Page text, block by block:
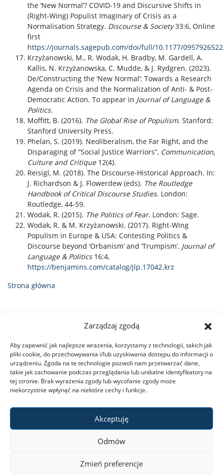
Zarządzaj zgodą
Aby zapewnić jak najlepsze wrażenia, korzystamy z technologii, takich jak
pliki cookie, do przechowywania i/lub uzyskiwania dostępu do informacji o
urządzeniu. Zgoda na te technologie pozwoli nam przetwarzać dane,
takie jak zachowanie podczas przeglądania lub unikalne identyfikatory na
tej stronie. Brak wyrażenia zgody lub wycofanie zgody może
niekorzystnie wpłynąć na niektóre cechy i funkcje.
Akceptuję
Odmów
Zmień preferencje
the ‘New Normal’? COVID-19 and Discursive Shifts in
(Right-Wing) Populist Imaginary of Crisis as a
Normalisation Strategy. Discourse & Society33:6, Online
first
https://journals.sagepub.com/doi/full/10.1177/
Krzyżanowski, M., R. Wodak, H. Bradby, M. Gardell, A.
Kallis, N. Krzyżanowska, C. Mudde, & J. Rydgren. (2023).
De/Constructing the ‘New Normal’: Towards a Research
Agenda on Crisis and the Normalization of Anti- & Post-
Democratic Action. To appear in Journal of Language &
Politics.
Moffitt, B. (2016). The Global Rise of Populism. Stanford:
Stanford University Press.
Phelan, S. (2019). Neoliberalism, the Far Right, and the
Disparaging of “Social Justice Warriors”, Communication,
Culture and Critique 12(4).
Reisigl, M. (2018). The Discourse-Historical Approach. In:
J. Richardson & J. Flowerdew (eds). The Routledge
Handbook of Critical Discourse Studies. London:
Routledge, 44-59.
Wodak, R. (2015). The Politics of Fear. London: Sage.
Wodak, R. & M. Krzyżanowski. (2017). Right-Wing
Populism in Europe & USA: Contesting Politics &
Discourse beyond ‘Orbanism’ and ‘Trumpism’. Journal of
Language & Politics16:4,
https://benjamins.com/catalog/jlp.17042.krz
Strona główna